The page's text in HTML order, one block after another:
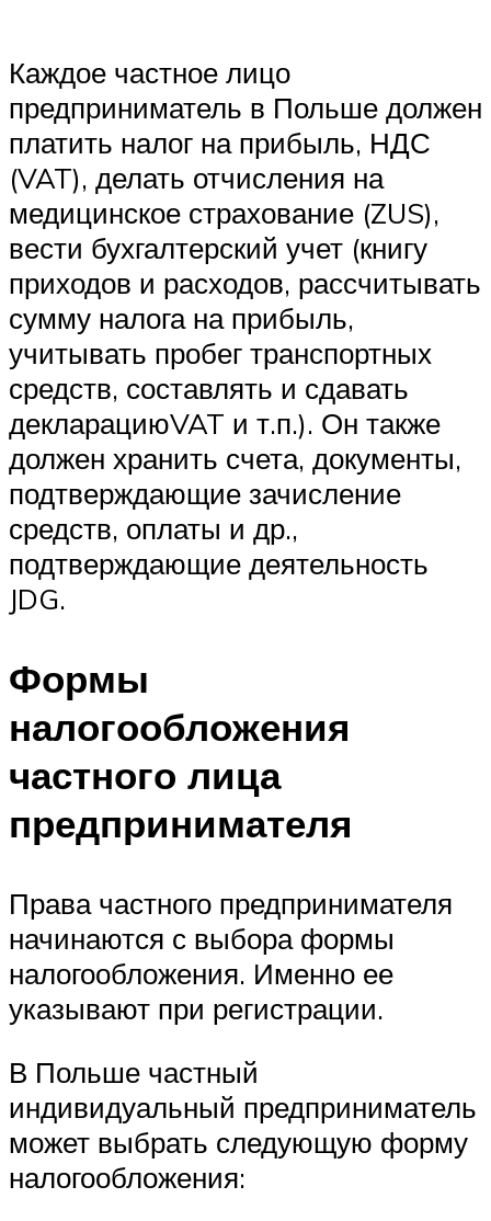
Каждое частное лицо
предприниматель в Польше должен
платить налог на прибыль, НДС
(VAT), делать отчисления на
медицинское страхование (ZUS),
вести бухгалтерский учет (книгу
приходов и расходов, рассчитывать
сумму налога на прибыль,
учитывать пробег транспортных
средств, составлять и сдавать
декларациюVAT и т.п.). Он также
должен хранить счета, документы,
подтверждающие зачисление
средств, оплаты и др.,
подтверждающие деятельность
JDG.
Формы
налогообложения
частного лица
предпринимателя
Права частного предпринимателя
начинаются с выбора формы
налогообложения. Именно ее
указывают при регистрации.
В Польше частный
индивидуальный предприниматель
может выбрать следующую форму
налогообложения: